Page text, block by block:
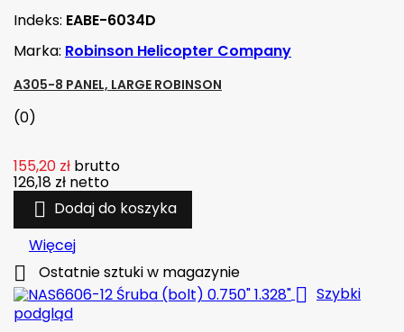
Indeks: EABE-6034D
Marka: Robinson Helicopter Company
A305-8 PANEL, LARGE ROBINSON
(0)
155,20 zł brutto
126,18 zł netto
 Dodaj do koszyka
Więcej
 Ostatnie sztuki w magazynie
 Szybki
podgląd